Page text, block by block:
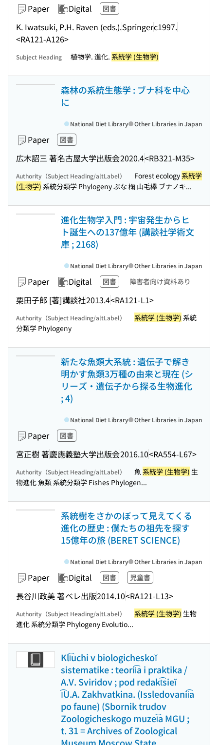
Paper Digital 図書
K. Iwatsuki, P.H. Raven (eds.).Springerc1997.
<RA121-A126>
Subject Heading 植物学. 進化. 系統学 (生物学)
森林の系統生態学 : ブナ科を中心
に
Paper 図書
広木詔三 著名古屋大学出版会2020.4<RB321-M35>
National Diet Library Other Libraries in Japan
Authority（Subject Heading/altLabel） Forest ecology系統学
(生物学) 系統分類学 Phylogeny ぶな 椈 山毛欅 ブナノキ...
進化生物学入門 : 宇宙発生からヒ
ト誕生への137億年 (講談社学術文
庫 ; 2168)
Paper Digital 図書 障害者向け資料あり
栗田子郎 [著]講談社2013.4<RA121-L1>
National Diet Library Other Libraries in Japan
Authority（Subject Heading/altLabel） 系統学 (生物学) 系統
分類学 Phylogeny
新たな魚類大系統 : 遺伝子で解き
明かす魚類3万種の由来と現在 (シ
リーズ・遺伝子から探る生物進化
; 4)
Paper 図書
宮正樹 著慶應義塾大学出版会2016.10<RA554-L67>
National Diet Library Other Libraries in Japan
Authority（Subject Heading/altLabel） 魚 系統学 (生物学) 生
物進化 魚類 系統分類学 Fishes Phylogen...
系統樹をさかのぼって見えてくる
進化の歴史 : 僕たちの祖先を探す
15億年の旅 (BERET SCIENCE)
Paper Digital 図書 児童書
長谷川政美 著ベレ出版2014.10<RA121-L13>
National Diet Library Other Libraries in Japan
Authority（Subject Heading/altLabel） 系統学 (生物学) 生物
進化 系統分類学 Phylogeny Evolutio...
Kli͡uchi v biologicheskoĭ
sistematike : teorii͡a i praktika /
A.V. Sviridov ; pod redakt͡sieĭ
I͡U.A. Zakhvatkina. (Issledovanii͡a
po faune) (Sbornik trudov
Zoologicheskogo muzei͡a MGU ;
t. 31 = Archives of Zoological